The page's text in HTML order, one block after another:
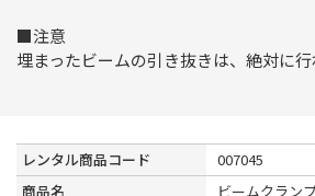
■注意
埋まったビームの引き抜きは、絶対に行
レンタル商品コード
007045
商品名
ビームクラン